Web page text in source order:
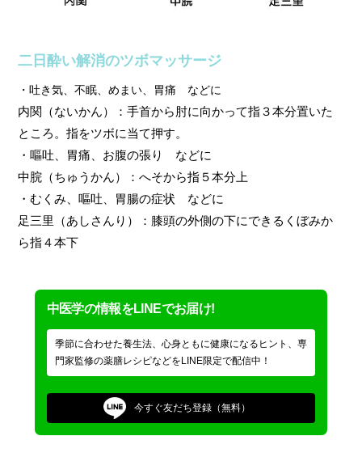
二日酔い解消のツボマッサージ
・吐き気、不眠、めまい、胃痛 などに
内関（ないかん）：手首から肘に向かって指３本分置いた
ところ。指をツボに当て押す。
・嘔吐、胃痛、お腹の張り などに
中脘（ちゅうかん）：へそから指５本分上
・むくみ、嘔吐、胃腸の症状 などに
足三里（あしさんり）：膝頭の外側の下にできるくぼみか
ら指４本下
中医学の情報をLINEでお届け!
季節に合わせた養生法、心身ともに健康になるヒント、専
門家監修の薬膳レシピなどをLINE限定で配信中！
今すぐ友だち登録（無料）